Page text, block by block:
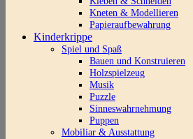
Kneten & Modellieren
Papieraufbewahrung
Kinderkrippe
Spiel und Spaß
Bauen und Konstruieren
Holzspielzeug
Musik
Puzzle
Sinneswahrnehmung
Puppen
Mobiliar & Ausstattung